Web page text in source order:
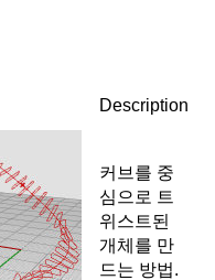
Description
커브를 중
심으로 트
위스트된
개체를 만
드는 방법.